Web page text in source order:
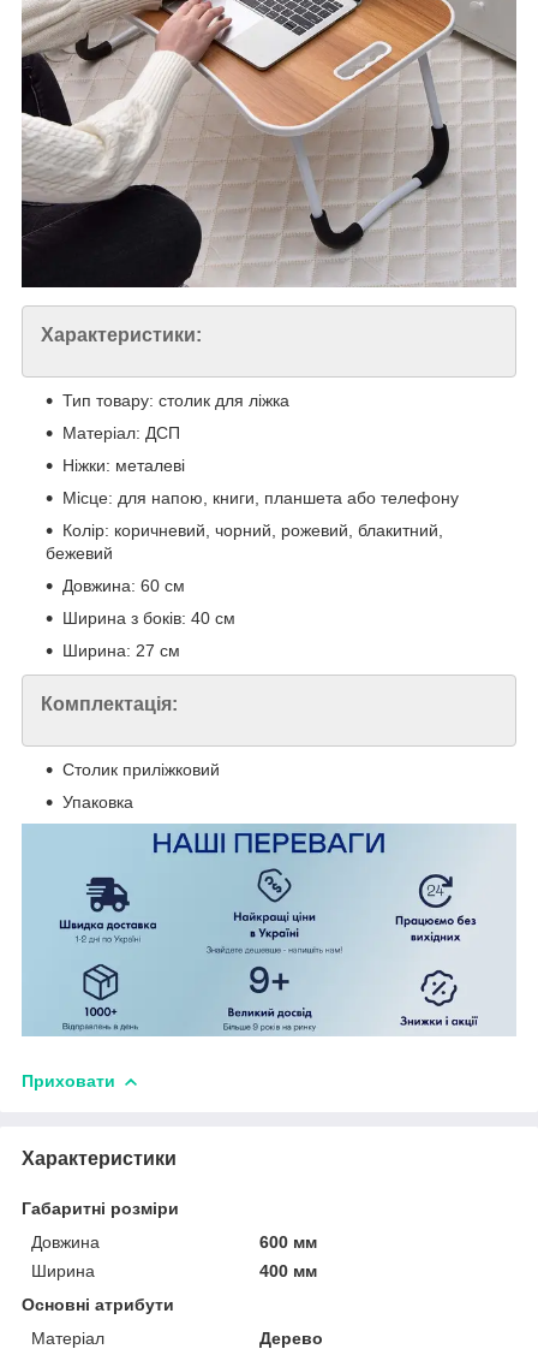
Характеристики:
Тип товару: столик для ліжка
Матеріал: ДСП
Ніжки: металеві
Місце: для напою, книги, планшета або телефону
Колір: коричневий, чорний, рожевий, блакитний,
бежевий
Довжина: 60 см
Ширина з боків: 40 см
Ширина: 27 см
Комплектація:
Столик приліжковий
Упаковка
Приховати
Характеристики
Габаритні розміри
Довжина
600 мм
Ширина
400 мм
Основні атрибути
Матеріал
Дерево